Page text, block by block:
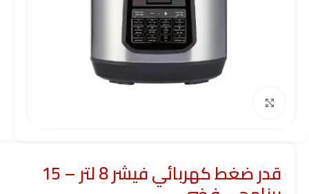
قدر ضغط كهربائي فيشر 8 لتر – 15